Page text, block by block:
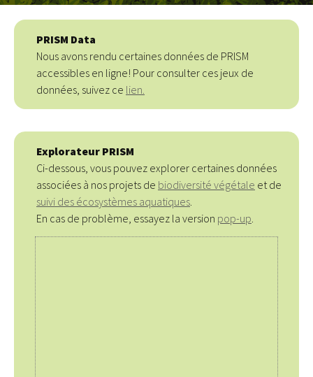
PRISM Data
Nous avons rendu certaines données de PRISM
accessibles en ligne! Pour consulter ces jeux de
données, suivez ce lien.
Explorateur PRISM
Ci-dessous, vous pouvez explorer certaines données
associées à nos projets de biodiversité végétale et de
suivi des écosystèmes aquatiques.
En cas de problème, essayez la version pop-up.